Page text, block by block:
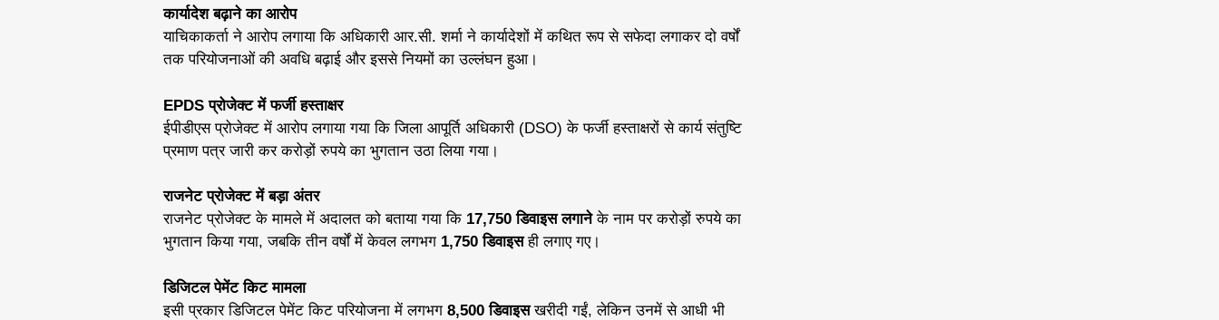
कार्यादेश बढ़ाने का आरोप
याचिकाकर्ता ने आरोप लगाया कि अधिकारी आर.सी. शर्मा ने कार्यादेशों में कथित रूप से सफेदा लगाकर दो वर्षों
तक परियोजनाओं की अवधि बढ़ाई और इससे नियमों का उल्लंघन हुआ।
EPDS प्रोजेक्ट में फर्जी हस्ताक्षर
ईपीडीएस प्रोजेक्ट में आरोप लगाया गया कि जिला आपूर्ति अधिकारी (DSO) के फर्जी हस्ताक्षरों से कार्य संतुष्टि
प्रमाण पत्र जारी कर करोड़ों रुपये का भुगतान उठा लिया गया।
राजनेट प्रोजेक्ट में बड़ा अंतर
राजनेट प्रोजेक्ट के मामले में अदालत को बताया गया कि 17,750 डिवाइस लगानेके नाम पर करोड़ों रुपये का
भुगतान किया गया, जबकि तीन वर्षों में केवल लगभग 1,750 डिवाइसही लगाए गए।
डिजिटल पेमेंट किट मामला
इसी प्रकार डिजिटल पेमेंट किट परियोजना में लगभग 8,500 डिवाइसखरीदी गईं, लेकिन उनमें से आधी भी